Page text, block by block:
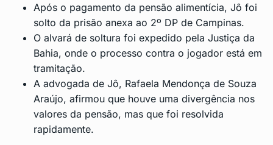
Após o pagamento da pensão alimentícia, Jô foi
solto da prisão anexa ao 2º DP de Campinas.
O alvará de soltura foi expedido pela Justiça da
Bahia, onde o processo contra o jogador está em
tramitação.
A advogada de Jô, Rafaela Mendonça de Souza
Araújo, afirmou que houve uma divergência nos
valores da pensão, mas que foi resolvida
rapidamente.